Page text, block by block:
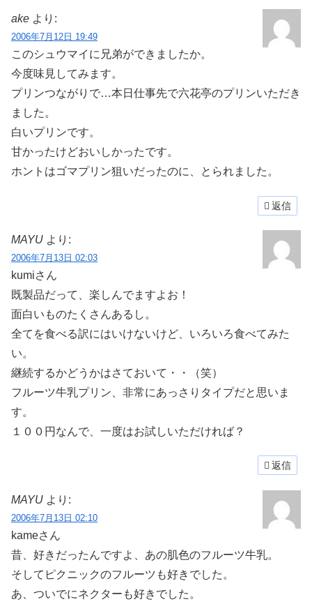
ake より:
2006年7月12日 19:49
このシュウマイに兄弟ができましたか。
今度味見してみます。
プリンつながりで…本日仕事先で六花亭のプリンいただき
ました。
白いプリンです。
甘かったけどおいしかったです。
ホントはゴマプリン狙いだったのに、とられました。
返信
MAYU より:
2006年7月13日 02:03
kumiさん
既製品だって、楽しんでますよお！
面白いものたくさんあるし。
全てを食べる訳にはいけないけど、いろいろ食べてみた
い。
継続するかどうかはさておいて・・（笑）
フルーツ牛乳プリン、非常にあっさりタイプだと思いま
す。
１００円なんで、一度はお試しいただければ？
返信
MAYU より:
2006年7月13日 02:10
kameさん
昔、好きだったんですよ、あの肌色のフルーツ牛乳。
そしてピクニックのフルーツも好きでした。
あ、ついでにネクターも好きでした。